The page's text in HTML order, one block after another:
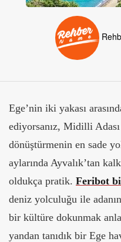
Ege’nin iki yakası
ediyorsanız, Midilli
dönüştürmenin en sade
aylarında Ayvalık’tan
oldukça pratik. Feribot
deniz yolculuğu ile
bir kültüre dokunmak
yandan tanıdık bir Ege